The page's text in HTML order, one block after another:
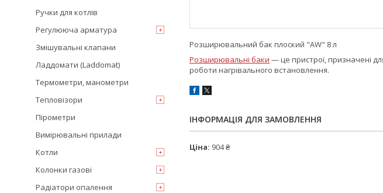
Розширювальний бак плоский "AW" 8 л
Розширювальні баки — це пристрої, призначені
роботи нагрівального встановлення.
ІНФОРМАЦІЯ ДЛЯ ЗАМОВЛЕННЯ
Ціна: 904 ₴
Ручки для котлів
Регулююча арматура
Змішувальні клапани
Ладдомати (Laddomat)
Термометри, манометри
Тепловізори
Пірометри
Вимірювальні прилади
Котли
Колонки газові
Радіатори опалення